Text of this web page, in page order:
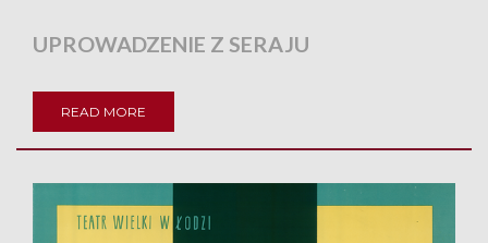
UPROWADZENIE Z SERAJU
READ MORE